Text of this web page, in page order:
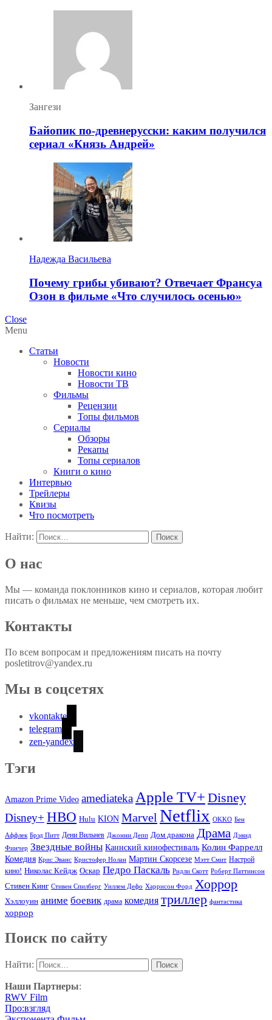
Зангези
Байопик по-древнерусски: каким получился
сериал «Князь Андрей»
Надежда Васильева
Почему грибы убивают? Отвечает Франсуа
Озон в фильме «Что случилось осенью»
Close
Menu
Статьи
Новости
Новости кино
Новости ТВ
Фильмы
Рецензии
Топы фильмов
Сериалы
Обзоры
Рекапы
Топы сериалов
Книги о кино
Интервью
Трейлеры
Квизы
Что посмотреть
Найти:
О нас
Мы — команда поклонников кино и сериалов, которая любит
писать о фильмах не меньше, чем смотреть их.
Контакты
По всем вопросам и предложениям писать на почту
posletitrov@yandex.ru
Мы в соцсетях
vkontakte
telegram
zen-yandex
Тэги
Amazon Prime Video amediateka Apple TV+ Disney
Disney+ HBO Hulu KION Marvel Netflix OKKO Бен
Аффлек Брэд Питт Дени Вильнев Джонни Депп Дом дракона Драма Дэвид
Финчер Звездные войны Каннский кинофестиваль Колин Фаррелл
Комедия Крис Эванс Кристофер Нолан Мартин Скорсезе Мэтт Смит Настрой
кино! Николас Кейдж Оскар Педро Паскаль Ридли Скотт Роберт Паттинсон
Стивен Кинг Стивен Спилберг Уиллем Дефо Харрисон Форд Хоррор
Хэллоуин аниме боевик драма комедия триллер фантастика
хоррор
Поиск по сайту
Найти:
Наши Партнеры:
RWV Film
Про:взгляд